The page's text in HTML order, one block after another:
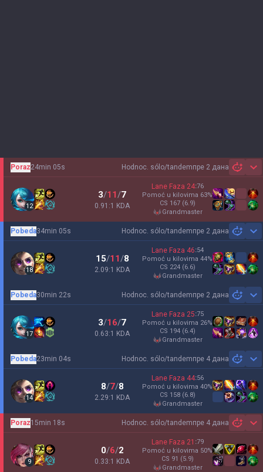
Hodnoc. sólo/tandemпре 2 дана
Poraz24min 05s
12
3/11/7
0.91:1 KDA
Lane Faza 24:76
Pomoć u kilovima 63%
CS 167 (6.9)
grandmaster
Hodnoc. sólo/tandemпре 2 дана
Pobeda34min 05s
18
15/11/8
2.09:1 KDA
Lane Faza 46:54
Pomoć u kilovima 44%
CS 224 (6.6)
grandmaster
Hodnoc. sólo/tandemпре 2 дана
Pobeda30min 22s
17
3/16/7
0.63:1 KDA
Lane Faza 25:75
Pomoć u kilovima 26%
CS 194 (6.4)
grandmaster
Hodnoc. sólo/tandemпре 4 дана
Pobeda23min 04s
14
8/7/8
2.29:1 KDA
Lane Faza 44:56
Pomoć u kilovima 40%
CS 158 (6.8)
grandmaster
Hodnoc. sólo/tandemпре 4 дана
Poraz15min 18s
9
0/6/2
0.33:1 KDA
Lane Faza 21 :79
Pomoć u kilovima 50%
CS 91 (5.9)
grandmaster